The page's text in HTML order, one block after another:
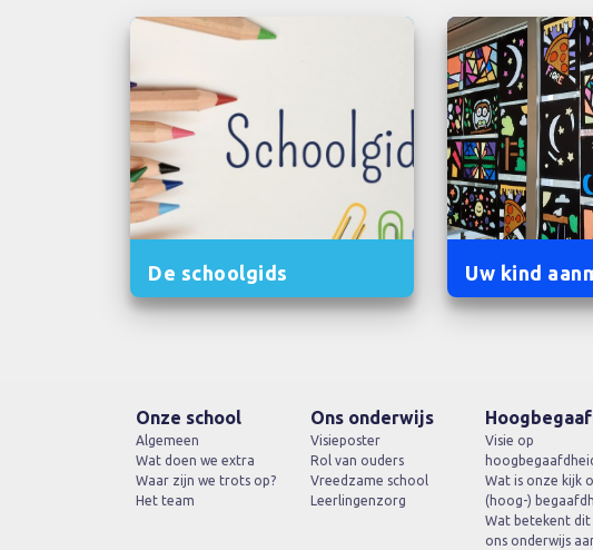
De schoolgids Uw kind
Onze school
Algemeen
Wat doen we extra
Waar zijn we trots op?
Het team
Ons onderwijs
Visieposter
Rol van ouders
Vreedzame school
Leerlingenzorg
Visie op
Wat is onze kijk
(hoog-)
Wat betekent
ons onderwijs